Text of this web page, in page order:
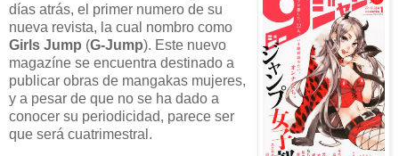
días atrás, el primer numero de su
nueva revista, la cual nombro como
Girls Jump (G-Jump). Este nuevo
magazíne se encuentra destinado a
publicar obras de mangakas mujeres,
y a pesar de que no se ha dado a
conocer su periodicidad, parece ser
que será cuatrimestral.